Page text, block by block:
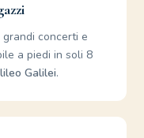
concerti e
a piedi in soli 8
Galilei.